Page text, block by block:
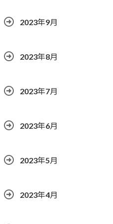
2023年9月
2023年8月
2023年7月
2023年6月
2023年5月
2023年4月